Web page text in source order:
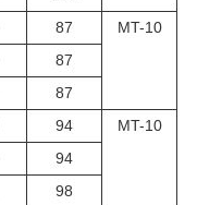
87
MT-10
87
87
94
MT-10
94
98